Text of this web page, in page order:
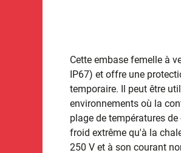
Cette embase femelle à
IP67) et offre une
temporaire. Il peut être
environnements où la
plage de températures
froid extrême qu'à la
250 V et à son courant